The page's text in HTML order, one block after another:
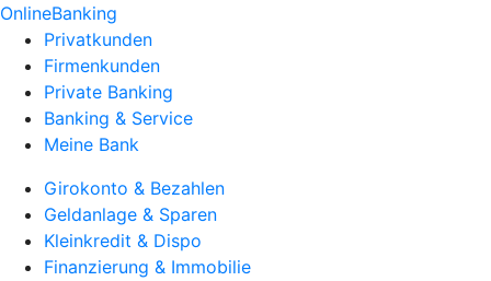
OnlineBanking
Privatkunden
Firmenkunden
Private Banking
Banking & Service
Meine Bank
Girokonto & Bezahlen
Geldanlage & Sparen
Kleinkredit & Dispo
Finanzierung & Immobilie